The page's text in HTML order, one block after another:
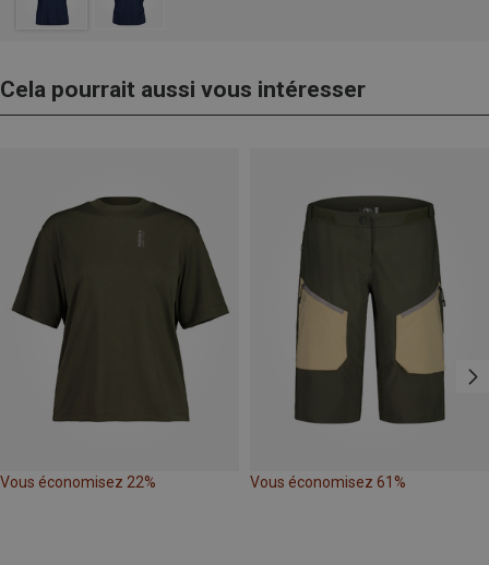
Cela pourrait aussi vous intéresser
Vous économisez 22% Vous économisez 61%